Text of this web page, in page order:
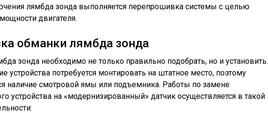
лямбда зонда выполняется перепрошивка системы с целью
двигателя.
обманки лямбда зонда
зонда необходимо не только правильно подобрать, но и установить.
устройства потребуется монтировать на штатное место, поэтому
наличие смотровой ямы или подъемника. Работы по замене
устройства на «модернизированный» датчик осуществляется в такой